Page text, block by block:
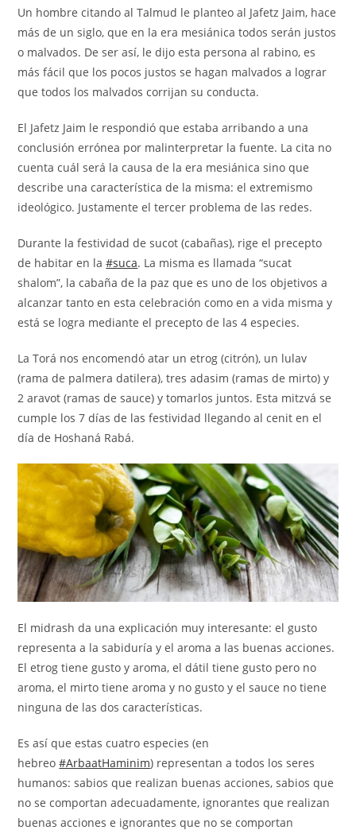
Un hombre citando al Talmud le planteo al Jafetz Jaim, hace
más de un siglo, que en la era mesiánica todos serán justos
o malvados. De ser así, le dijo esta persona al rabino, es
más fácil que los pocos justos se hagan malvados a lograr
que todos los malvados corrijan su conducta.
El Jafetz Jaim le respondió que estaba arribando a una
conclusión errónea por malinterpretar la fuente. La cita no
cuenta cuál será la causa de la era mesiánica sino que
describe una característica de la misma: el extremismo
ideológico. Justamente el tercer problema de las redes.
Durante la festividad de sucot (cabañas), rige el precepto
de habitar en la#suca. La misma es llamada “sucat
shalom”, la cabaña de la paz que es uno de los objetivos a
alcanzar tanto en esta celebración como en a vida misma y
está se logra mediante el precepto de las 4 especies.
La Torá nos encomendó atar un etrog (citrón), un lulav
(rama de palmera datilera), tres adasim (ramas de mirto) y
2 aravot (ramas de sauce) y tomarlos juntos. Esta mitzvá se
cumple los 7 días de las festividad llegando al cenit en el
día de Hoshaná Rabá.
El midrash da una explicación muy interesante: el gusto
representa a la sabiduría y el aroma a las buenas acciones.
El etrog tiene gusto y aroma, el dátil tiene gusto pero no
aroma, el mirto tiene aroma y no gusto y el sauce no tiene
ninguna de las dos características.
Es así que estas cuatro especies (en
hebreo#ArbaatHaminim) representan a todos los seres
humanos: sabios que realizan buenas acciones, sabios que
no se comportan adecuadamente, ignorantes que realizan
buenas acciones e ignorantes que no se comportan